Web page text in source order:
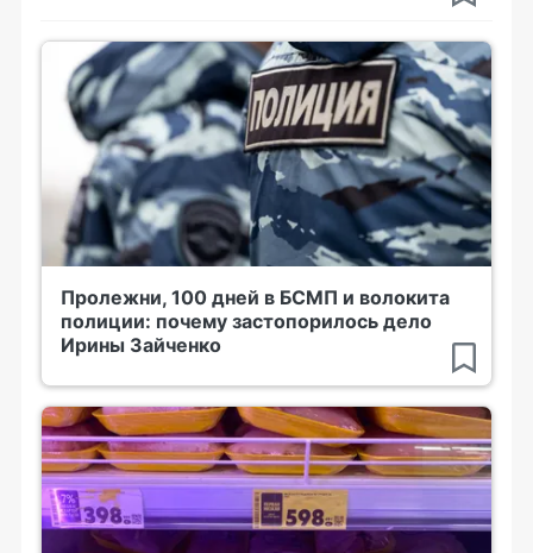
Пролежни, 100 дней в БСМП и волокита
полиции: почему застопорилось дело
Ирины Зайченко